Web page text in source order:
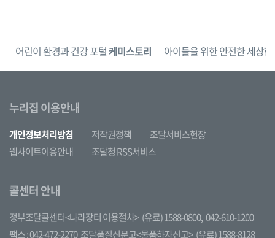
어린이 환경과 건강 포털케미스토리 아이들을 위한 안전한 세상
누리집 이용안내
개인정보처리방침 저작권정책
조달서비스헌장
웹사이트이용안내
조달청 RSS서비스
콜센터 안내
정부조달콜센터<나라장터 이용절차> (유료) 1588-0800, 042-610-1200
팩스 : 042-472-2270 조달품질신문고<물품하자신고> (유료) 1588-8128